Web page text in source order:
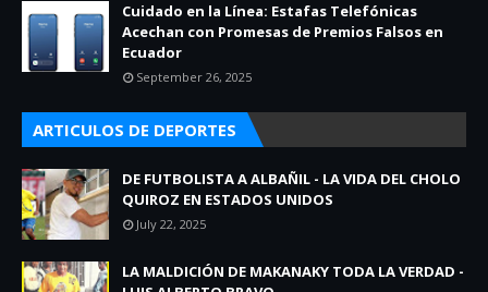
Cuidado en la Línea: Estafas Telefónicas
Acechan con Promesas de Premios Falsos en
Ecuador
September 26, 2025
ARTICULOS DE DEPORTES
DE FUTBOLISTA A ALBAÑIL - LA VIDA DEL CHOLO
QUIROZ EN ESTADOS UNIDOS
July 22, 2025
LA MALDICIÓN DE MAKANAKY TODA LA VERDAD -